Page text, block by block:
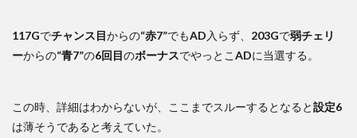
117Gでチャンス目からの“赤7”でもAD 入らず、 203Gで弱チェリ
ーからの“青7”の6回目のボーナスでやっとこ ADに当選する。
この時、詳細はわからないが、ここまでスルーするとなると設定6
は薄そうであると考えていた。